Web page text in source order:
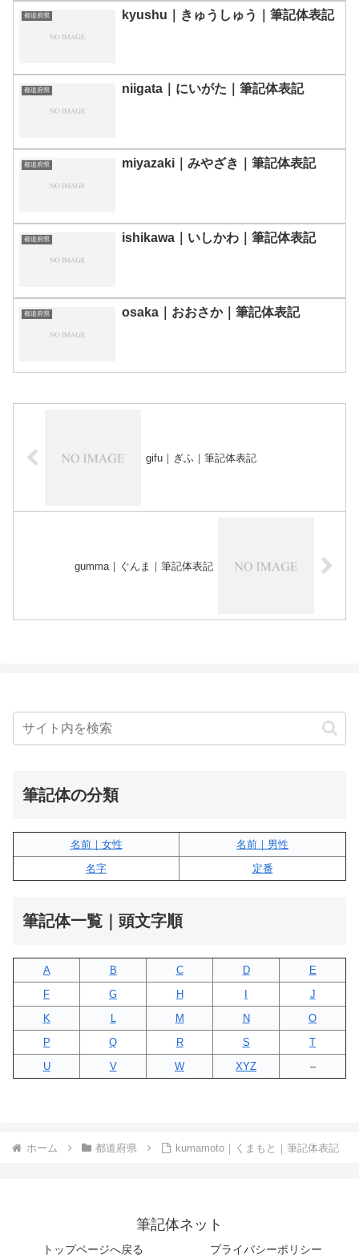
都道府県 kyushu｜きゅうしゅう｜筆記体表記
都道府県 niigata｜にいがた｜筆記体表記
都道府県 miyazaki｜みやざき｜筆記体表記
都道府県 ishikawa｜いしかわ｜筆記体表記
都道府県 osaka｜おおさか｜筆記体表記
gifu｜ぎふ｜筆記体表記
gumma｜ぐんま｜筆記体表記
筆記体の分類
名前｜女性
名前｜男性
名字
定番
筆記体一覧｜頭文字順
A B C D
E
F
G H
J
K
L M N
O
P
Q R S
T
U
V W XYZ –
ホーム 都道府県 kumamoto｜くまもと｜筆記体表記
筆記体ネット
トップページへ戻る プライバシーポリシー